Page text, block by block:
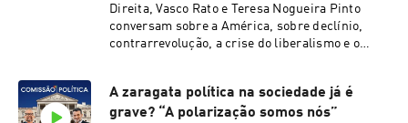
Direita, Vasco Rato e Teresa Nogueira Pinto
conversam sobre a América, sobre declínio,
contrarrevolução, a crise do liberalismo e o
compreender Trump e o Trumpismo do que em
adjetivá-lo: o que é que Trump representa, o que
A zaragata política na sociedade já é
grave? “A polarização somos nós”